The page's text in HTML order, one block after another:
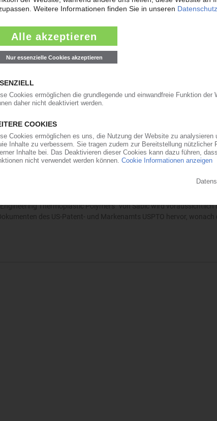
weiterleiten
gute Geschäfte im zweiten Quartal
hat auch Evonik im zweiten Quartal 2026 von den
Erhöhte Absatzmengen und Verkaufspreise trieben den Umsatz
Zukaufs in Nexpoint
Thermoplastic Polymers“ von Sabic wird
des US-Patent- und Markenamts USPTO hervor, wonach